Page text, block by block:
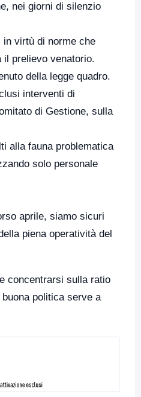
nei giorni di silenzio
in virtù di norme che
il prelievo venatorio.
della legge quadro.
interventi di
di Gestione, sulla
alla fauna problematica
solo personale
aprile, siamo sicuri
piena operatività del
concentrarsi sulla ratio
politica serve a